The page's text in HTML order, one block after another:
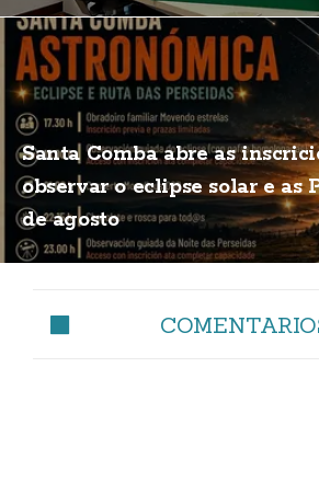
Santa Comba abre as
observar o eclipse solar e as
de agosto